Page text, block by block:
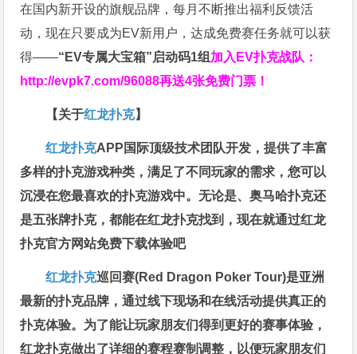
在国内新开设的旗舰品牌，每月不断推出福利反馈活
动，现在只要成为EV新用户，达成免费赛任务就可以获
得——“EV专属大宝箱”启动码1组 加入EV扑克战队：
http://evpk7.com/96088再送4张免费门票！
【关于红龙扑克】
红龙扑克APP国际顶级技术团队开发，提供了丰富
多样的扑克游戏种类，满足了不同玩家的需求，您可以
沉浸在您最喜欢的扑克游戏中。无论是、奥马哈扑克还
是五张牌扑克，都能在红龙扑克找到，现在就通过红龙
扑克官方网站免费下载体验吧
红龙扑克巡回赛​(Red Dragon Poker Tour)是亚洲
最新的扑克品牌，通过线下现场和在线活动提供真正的
扑克体验。为了能让玩家朋友们得到更好的赛事体验，
红龙扑克做出了详细的赛程赛制调整，以便玩家朋友们